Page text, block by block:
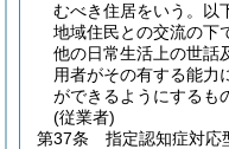
むべき住居をいう。以
地域住民との交流の下
他の日常生活上の世話
用者がその有する能力
ができるようにするも
(従業者)
第37条
指定認知症対応